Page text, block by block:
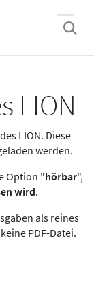
LION
LION. Diese
werden.
Option "hörbar",
wird.
als reines
PDF-Datei.